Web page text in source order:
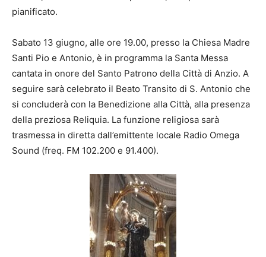
pianificato.
Sabato 13 giugno, alle ore 19.00, presso la Chiesa Madre
Santi Pio e Antonio, è in programma la Santa Messa
cantata in onore del Santo Patrono della Città di Anzio. A
seguire sarà celebrato il Beato Transito di S. Antonio che
si concluderà con la Benedizione alla Città, alla presenza
della preziosa Reliquia. La funzione religiosa sarà
trasmessa in diretta dall’emittente locale Radio Omega
Sound (freq. FM 102.200 e 91.400).